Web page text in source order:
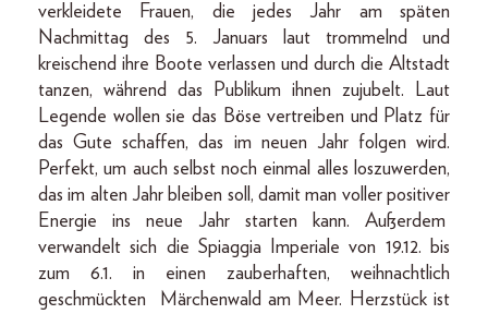
verkleidete Frauen, die jedes Jahr am späten
Nachmittag des 5. Januars laut trommelnd und
kreischend ihre Boote verlassen und durch die Altstadt
tanzen, während das Publikum ihnen zujubelt. Laut
Legende wollen sie das Böse vertreiben und Platz für
das Gute schaffen, das im neuen Jahr folgen wird.
Perfekt, um auch selbst noch einmal alles loszuwerden,
das im alten Jahr bleiben soll, damit man voller positiver
Energie ins neue Jahr starten kann. Außerdem
verwandelt sich die Spiaggia Imperiale von 19.12. bis
zum 6.1. in einen zauberhaften, weihnachtlich
geschmückten Märchenwald am Meer. Herzstück ist